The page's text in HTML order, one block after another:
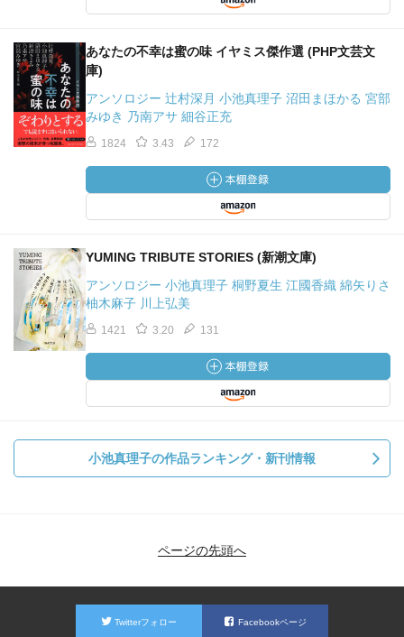
あなたの不幸は蜜の味 イヤミス傑作選 (PHP文芸文
庫)
アンソロジー 辻村深月 小池真理子 沼田まほかる 宮部
みゆき 乃南アサ 細谷正充
1824 3.43 172
YUMING TRIBUTE STORIES (新潮文庫)
アンソロジー 小池真理子 桐野夏生 江國香織 綿矢りさ
柚木麻子 川上弘美
1421 3.20 131
小池真理子の作品ランキング・新刊情報
ページの先頭へ
Twitterフォロー Facebookページ